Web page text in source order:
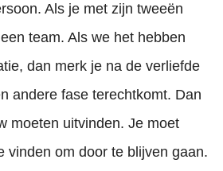
Als je met zijn tweeën
team. Als we het hebben
dan merk je na de verliefde
andere fase terechtkomt. Dan
moeten uitvinden. Je moet
vinden om door te blijven gaan.